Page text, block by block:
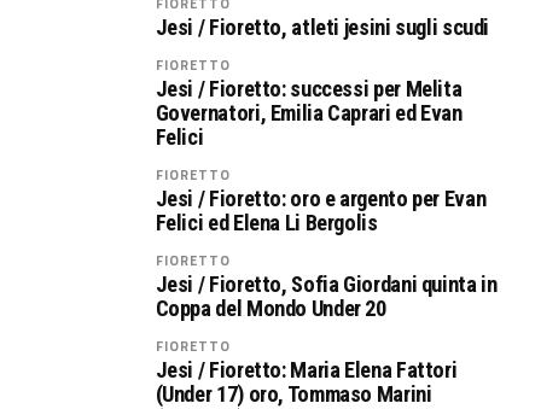
Jesi / Fioretto, atleti jesini sugli scudi
FIORETTO
Jesi / Fioretto: successi per Melita
Governatori, Emilia Caprari ed Evan
Felici
FIORETTO
Jesi / Fioretto: oro e argento per Evan
Felici ed Elena Li Bergolis
FIORETTO
Jesi / Fioretto, Sofia Giordani quinta in
Coppa del Mondo Under 20
FIORETTO
Jesi / Fioretto: Maria Elena Fattori
(Under 17) oro, Tommaso Marini